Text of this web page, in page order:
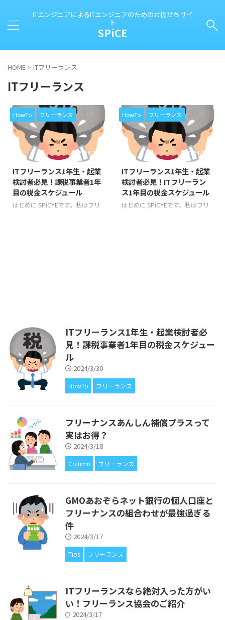
ITエンジニアによるITエンジニアのためのお役立ちサイ
ト
SPiCE
HOME > ITフリーランス
ITフリーランス
HowTo フリーランス
2024/3/30
ITフリーランス1年生・起業
検討者必見！課税事業者1年
目の税金スケジュール
はじめに SPiCYEです。私はフリ
説していきます。 以前の記事
で、フリーランスとして開業した
1年目・2年目の税金スケジュール
について解説するとともに、「開
業1年目はとにか ...
HowTo フリーランス
2024/3/16
ITフリーランス1年生・起業
検討者必見！ITフリーラン
ス1年目の税金スケジュール
はじめに SPiCYEです。私はフリ
料無料で分割払いにするテクニッ
クについて解説しました。
ITフリーランス1年生・起業検討者必
見！課税事業者1年目の税金スケジュー
ル
2024/3/30
HowTo フリーランス
フリーナンスあんしん補償プラスって
実はお得？
2024/3/18
Column フリーランス
GMOあおぞらネット銀行の個人口座と
フリーナンスの組合わせが最強過ぎる
件
2024/3/17
Tips フリーランス
ITフリーランスなら絶対入った方がい
い！フリーランス協会のご紹介
2024/3/17